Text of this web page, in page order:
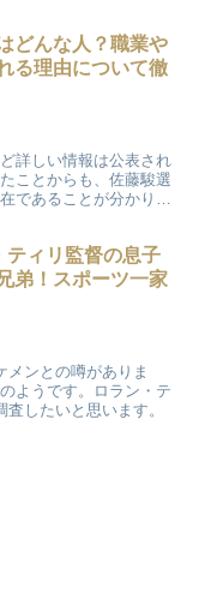
どんな人？職業や
る理由について徹
詳しい情報は公表され
ことからも、佐藤駿選
であることが分かりま
ティリ監督の息子
弟！スポーツ一家
メンとの噂がありま
ようです。ロラン・テ
したいと思います。